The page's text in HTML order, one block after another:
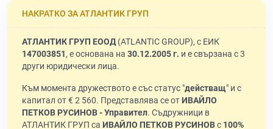
НАКРАТКО ЗА АТЛАНТИК ГРУП
АТЛАНТИК ГРУП ЕООД(ATLANTIC GROUP), с ЕИК
147003851, е основана на 30.12.2005 г. и е свързана с 3
други юридически лица.
Към момента дружеството е със статус "действащ" и с
капитал от € 2 560. Представлява се отИВАЙЛО
ПЕТКОВ РУСИНОВ - Управител. Съдружници в
АТЛАНТИК ГРУП са ИВАЙЛО ПЕТКОВ РУСИНОВс 100%